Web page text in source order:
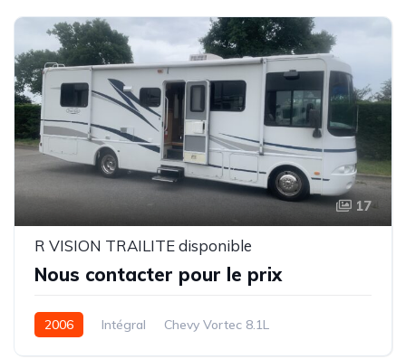
17
R VISION TRAILITE disponible
Nous contacter pour le prix
2006 Intégral
Chevy Vortec 8.1L